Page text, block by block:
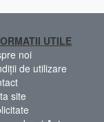
UTILE
noi
de utilizare
site